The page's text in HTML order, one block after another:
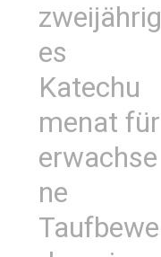
zweijährig
es
Katechu
menat für
erwachse
ne
Taufbewe